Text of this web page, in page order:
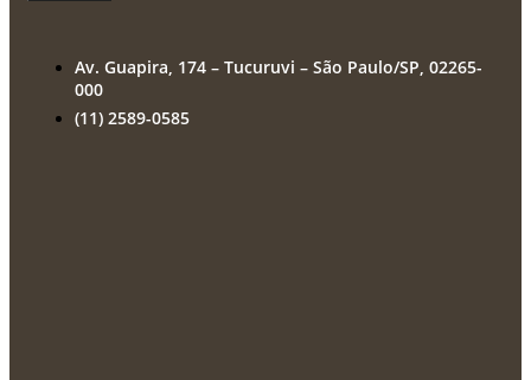
Av. Guapira, 174 – Tucuruvi – São Paulo/SP, 02265-
000
(11) 2589-0585